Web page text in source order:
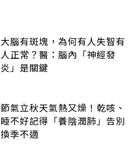
大腦有斑塊，為何有人失智有
人正常？醫：腦內「神經發
炎」是關鍵
節氣立秋天氣熱又燥！乾咳、
睡不好記得「養陰潤肺」告別
換季不適